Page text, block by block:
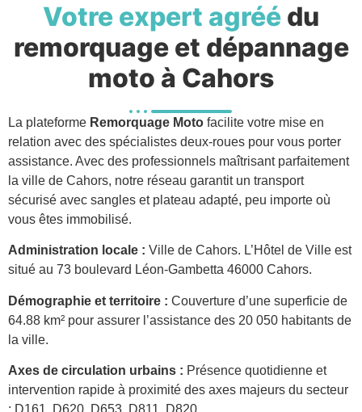
Votre expert agréé du
remorquage et dépannage
moto à Cahors
La plateforme Remorquage Moto facilite votre mise en
relation avec des spécialistes deux-roues pour vous porter
assistance. Avec des professionnels maîtrisant parfaitement
la ville de Cahors, notre réseau garantit un transport
sécurisé avec sangles et plateau adapté, peu importe où
vous êtes immobilisé.
Administration locale : Ville de Cahors. L’Hôtel de Ville est
situé au 73 boulevard Léon-Gambetta 46000 Cahors.
Démographie et territoire : Couverture d’une superficie de
64.88 km² pour assurer l’assistance des 20 050 habitants de
la ville.
Axes de circulation urbains : Présence quotidienne et
intervention rapide à proximité des axes majeurs du secteur